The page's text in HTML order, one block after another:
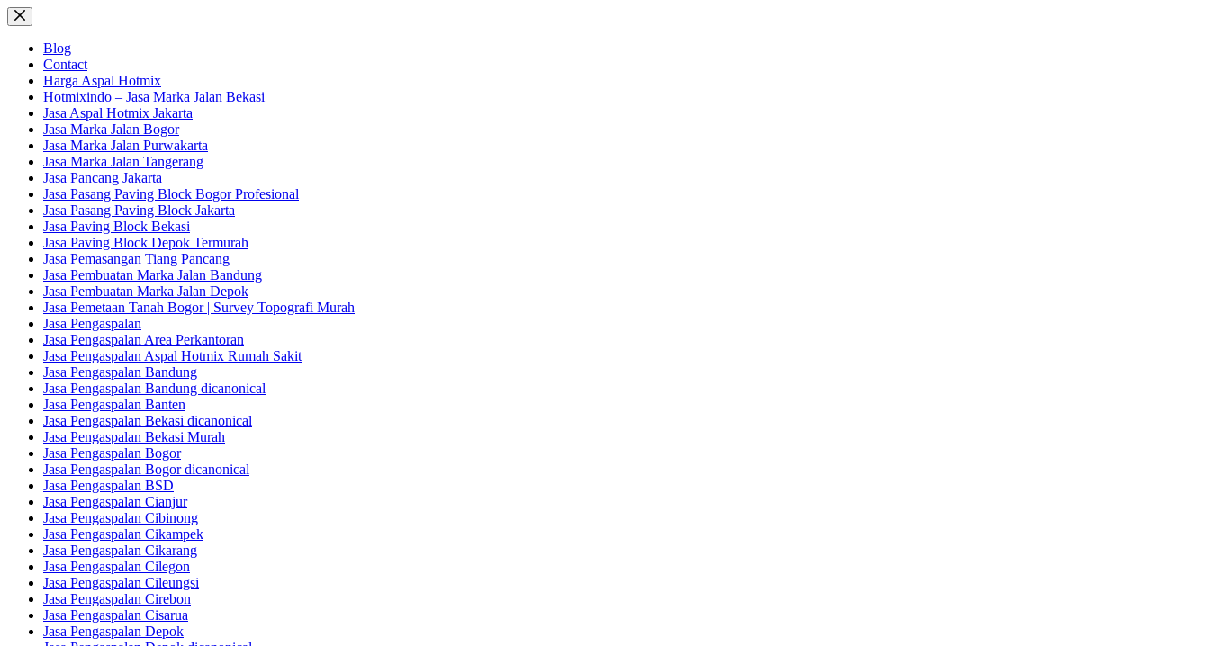
Skip
to
contentBlog
Contact
Harga Aspal Hotmix
Hotmixindo – Jasa Marka Jalan Bekasi
Jasa Aspal Hotmix Jakarta
Jasa Marka Jalan Bogor
Jasa Marka Jalan Purwakarta
Jasa Marka Jalan Tangerang
Jasa Pancang Jakarta
Jasa Pasang Paving Block Bogor Profesional
Jasa Pasang Paving Block Jakarta
Jasa Paving Block Bekasi
Jasa Paving Block Depok Termurah
Jasa Pemasangan Tiang Pancang
Jasa Pembuatan Marka Jalan Bandung
Jasa Pembuatan Marka Jalan Depok
Jasa Pemetaan Tanah Bogor | Survey Topografi Murah
Jasa Pengaspalan
Jasa Pengaspalan Area Perkantoran
Jasa Pengaspalan Aspal Hotmix Rumah Sakit
Jasa Pengaspalan Bandung
Jasa Pengaspalan Bandung dicanonical
Jasa Pengaspalan Banten
Jasa Pengaspalan Bekasi dicanonical
Jasa Pengaspalan Bekasi Murah
Jasa Pengaspalan Bogor
Jasa Pengaspalan Bogor dicanonical
Jasa Pengaspalan BSD
Jasa Pengaspalan Cianjur
Jasa Pengaspalan Cibinong
Jasa Pengaspalan Cikampek
Jasa Pengaspalan Cikarang
Jasa Pengaspalan Cilegon
Jasa Pengaspalan Cileungsi
Jasa Pengaspalan Cirebon
Jasa Pengaspalan Cisarua
Jasa Pengaspalan Depok